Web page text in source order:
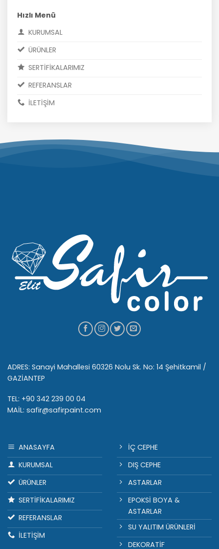
Hızlı Menü
KURUMSAL
ÜRÜNLER
SERTİFİKALARIMIZ
REFERANSLAR
İLETİŞİM
ADRES: Sanayi Mahallesi 60326 Nolu Sk. No: 14 Şehitkamil /
GAZİANTEP
TEL: +90 342 239 00 04
MAİL: safir@safirpaint.com
ANASAYFA
KURUMSAL
ÜRÜNLER
SERTİFİKALARIMIZ
REFERANSLAR
İLETİŞİM
İÇ CEPHE
DIŞ CEPHE
ASTARLAR
EPOKSİ BOYA &
ASTARLAR
SU YALITIM ÜRÜNLERİ
DEKORATİF